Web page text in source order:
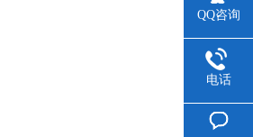
QQ咨询
电话